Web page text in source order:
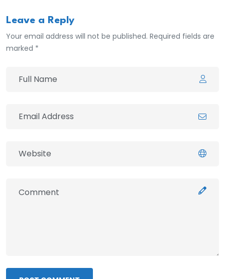
Leave a Reply
Your email address will not be published. Required fields are
marked *